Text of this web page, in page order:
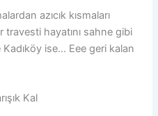
azıcık kısmaları
hayatını sahne gibi
ise… Eee geri kalan
Kal